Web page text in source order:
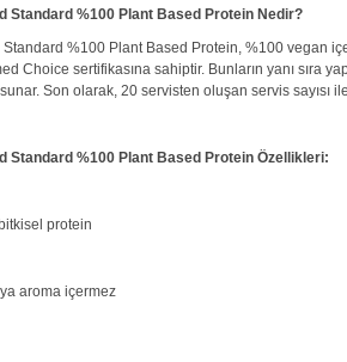
Standard %100 Plant Based Protein Nedir?
%100 Plant Based Protein, %100 vegan
Choice sertifikasına sahiptir. Bunların yanı
Son olarak, 20 servisten oluşan servis sayısı
Standard %100 Plant Based Protein Özellikleri:
protein
aroma içermez